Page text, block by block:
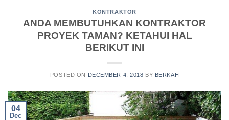
KONTRAKTOR
ANDA MEMBUTUHKAN KONTRAKTOR
PROYEK TAMAN? KETAHUI HAL
BERIKUT INI
POSTED ON DECEMBER 4, 2018 BY BERKAH
04
Dec